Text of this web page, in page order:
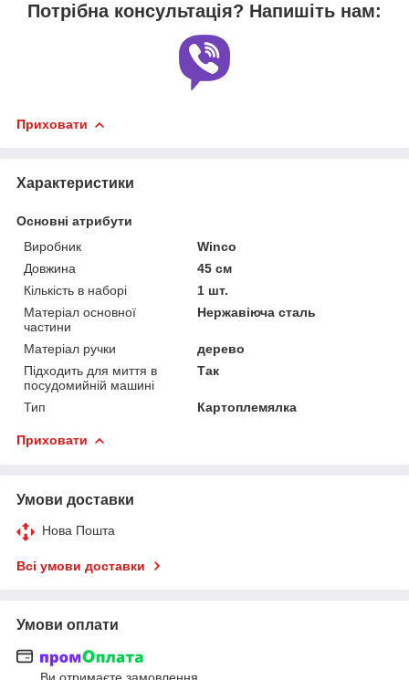
Потрібна консультація? Напишіть нам:
Приховати
Характеристики
Основні атрибути
Виробник
Winco
Довжина
45 см
Кількість в наборі
1 шт.
Матеріал основної
частини
Нержавіюча сталь
Матеріал ручки
дерево
Підходить для миття в
посудомийній машині
Так
Тип Картоплемялка
Приховати
Умови доставки
Нова Пошта
Всі умови доставки
Умови оплати